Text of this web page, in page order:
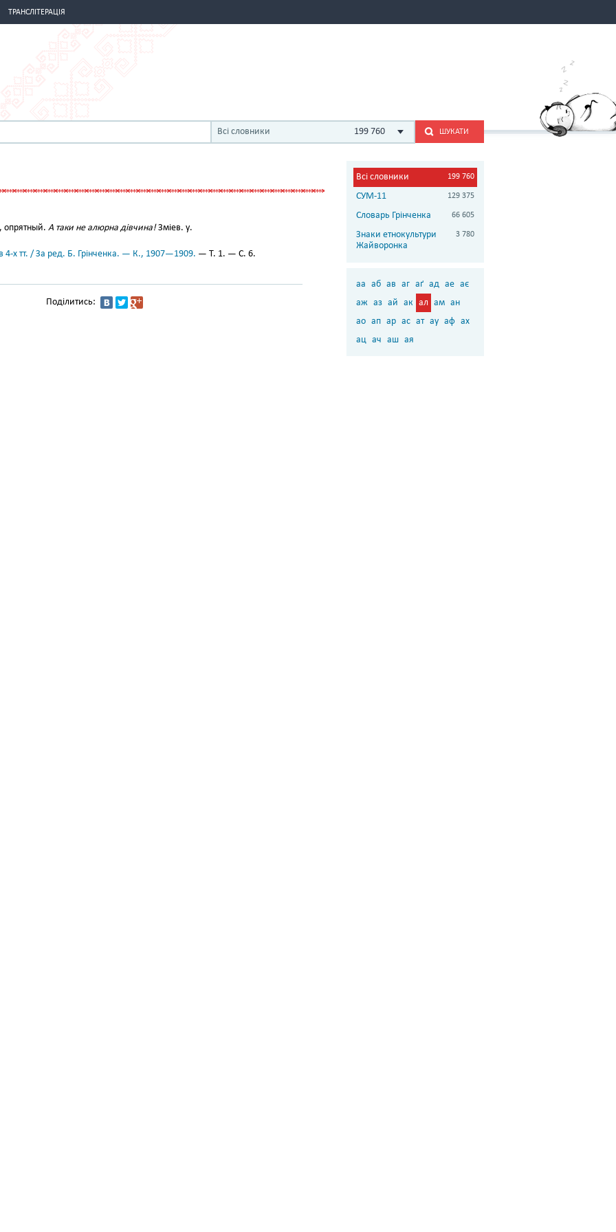
ТРАНСЛІТЕРАЦІЯ
Всі словники 199 760 ШУКАТИ
опрятный. А таки не алюрна дівчина!Зміев. у.
4-х тт. / За ред. Б. Грінченка. — К., 1907—1909. — Т. 1. — С. 6.
Поділитись:
Всі словники 199 760
СУМ-11 129 375
Словарь Грінченка 66 605
Знаки етнокультури
Жайворонка
3 780
аа аб ав аг аґ ад ае ає
аж аз ай ак ал ам ан
ао ап ар ас ат ау аф ах
ац ач аш ая